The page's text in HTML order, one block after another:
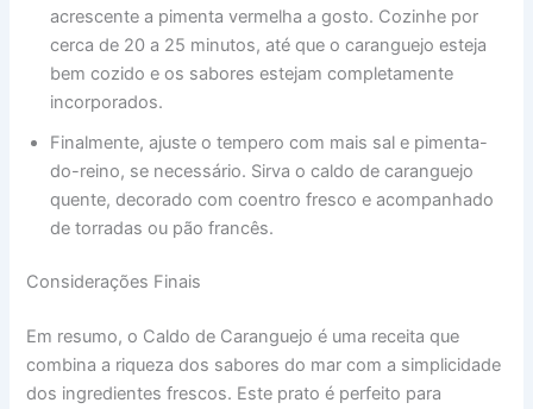
acrescente a pimenta vermelha a gosto. Cozinhe por
cerca de 20 a 25 minutos, até que o caranguejo esteja
bem cozido e os sabores estejam completamente
incorporados.
Finalmente, ajuste o tempero com mais sal e pimenta-
do-reino, se necessário. Sirva o caldo de caranguejo
quente, decorado com coentro fresco e acompanhado
de torradas ou pão francês.
Considerações Finais
Em resumo, o Caldo de Caranguejo é uma receita que
combina a riqueza dos sabores do mar com a simplicidade
dos ingredientes frescos. Este prato é perfeito para